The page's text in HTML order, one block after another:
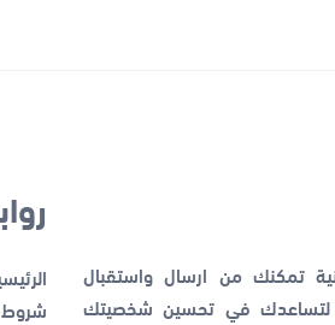
تمكنك من ارسال واستقبال
لتساعدك في تحسين شخصيتك
شروط